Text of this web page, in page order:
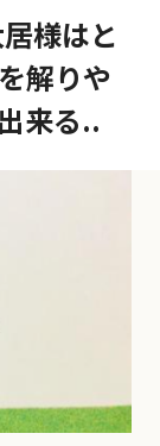
様はと
解りや
来る..